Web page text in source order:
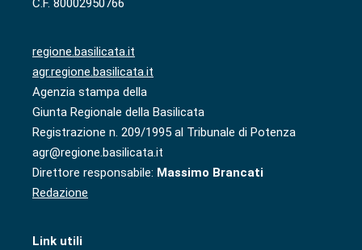
C.F. 80002950766
regione.basilicata.it
agr.regione.basilicata.it
Agenzia stampa della
Giunta Regionale della Basilicata
Registrazione n. 209/1995 al Tribunale di Potenza
agr@regione.basilicata.it
Direttore responsabile: Massimo Brancati
Redazione
Link utili